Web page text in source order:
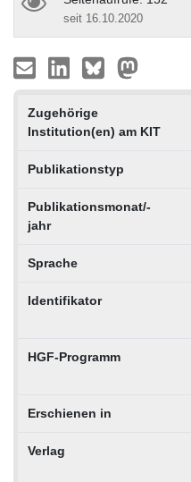
seit 16.10.2020
Zugehörige
Institution(en) am KIT
Publikationstyp
Publikationsmonat/-
jahr
Sprache
Identifikator
HGF-Programm
Erschienen in
Verlag